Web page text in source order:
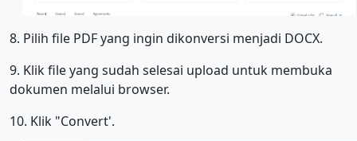
8. Pilih file PDF yang ingin dikonversi menjadi DOCX.
9. Klik file yang sudah selesai upload untuk membuka
dokumen melalui browser.
10. Klik "Convert'.